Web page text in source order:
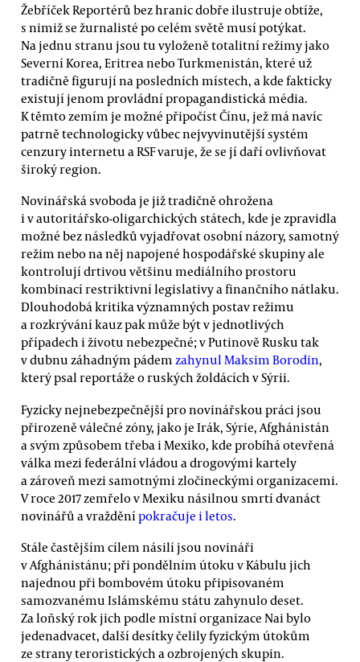
Žebříček Reportérů bez hranic dobře ilustruje obtíže,
s nimiž se žurnalisté po celém světě musí potýkat.
Na jednu stranu jsou tu vyloženě totalitní režimy jako
Severní Korea, Eritrea nebo Turkmenistán, které už
tradičně figurují na posledních místech, a kde fakticky
existují jenom provládní propagandistická média.
K těmto zemím je možné připočíst Čínu, jež má navíc
patrně technologicky vůbec nejvyvinutější systém
cenzury internetu a RSF varuje, že se jí daří ovlivňovat
široký region.
Novinářská svoboda je již tradičně ohrožena
i v autoritářsko-oligarchických státech, kde je zpravidla
možné bez následků vyjadřovat osobní názory, samotný
režim nebo na něj napojené hospodářské skupiny ale
kontrolují drtivou většinu mediálního prostoru
kombinací restriktivní legislativy a finančního nátlaku.
Dlouhodobá kritika významných postav režimu
a rozkrývání kauz pak může být v jednotlivých
případech i životu nebezpečné; v Putinově Rusku tak
v dubnu záhadným pádem zahynul Maksim Borodin,
který psal reportáže o ruských žoldácích v Sýrii.
Fyzicky nejnebezpečnější pro novinářskou práci jsou
přirozeně válečné zóny, jako je Irák, Sýrie, Afghánistán
a svým způsobem třeba i Mexiko, kde probíhá otevřená
válka mezi federální vládou a drogovými kartely
a zároveň mezi samotnými zločineckými organizacemi.
V roce 2017 zemřelo v Mexiku násilnou smrtí dvanáct
novinářů a vraždění pokračuje i letos.
Stále častějším cílem násilí jsou novináři
v Afghánistánu; při pondělním útoku v Kábulu jich
najednou při bombovém útoku připisovaném
samozvanému Islámskému státu zahynulo deset.
Za loňský rok jich podle místní organizace Nai bylo
jedenadvacet, další desítky čelily fyzickým útokům
ze strany teroristických a ozbrojených skupin.